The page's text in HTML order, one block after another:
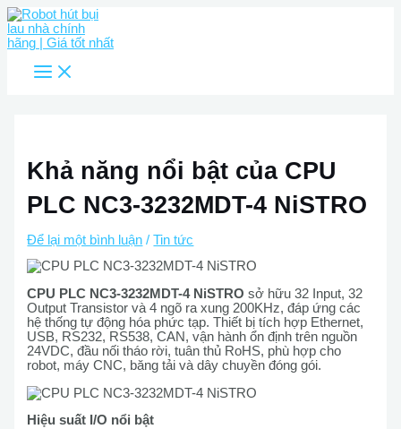
Nhảy
tới
nội
dung
Menu
Khả năng nổi bật của CPU
PLC NC3-3232MDT-4 NiSTRO
Để lại một bình luận /Tin tức
CPU PLC NC3-3232MDT-4 NiSTRO sở hữu 32 Input, 32
Output Transistor và 4 ngõ ra xung 200KHz, đáp ứng các
hệ thống tự động hóa phức tạp. Thiết bị tích hợp Ethernet,
USB, RS232, RS538, CAN, vận hành ổn định trên nguồn
24VDC, đầu nối tháo rời, tuân thủ RoHS, phù hợp cho
robot, máy CNC, băng tải và dây chuyền đóng gói.
Hiệu suất I/O nổi bật